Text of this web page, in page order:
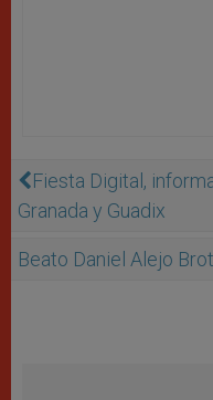
Fiesta Digital,
Granada y Guadix
Beato Daniel Alejo